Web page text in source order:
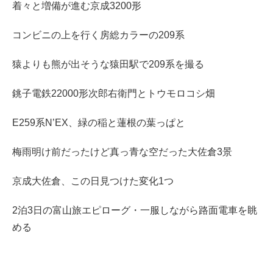
着々と増備が進む京成3200形
コンビニの上を行く房総カラーの209系
猿よりも熊が出そうな猿田駅で209系を撮る
銚子電鉄22000形次郎右衛門とトウモロコシ畑
E259系N’EX、緑の稲と蓮根の葉っぱと
梅雨明け前だったけど真っ青な空だった大佐倉3景
京成大佐倉、この日見つけた変化1つ
2泊3日の富山旅エピローグ・一服しながら路面電車を眺
める